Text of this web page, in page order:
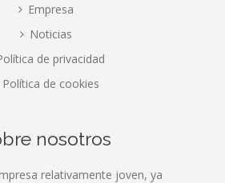
Empresa
Noticias
de privacidad
Política de cookies
nosotros
relativamente joven, ya